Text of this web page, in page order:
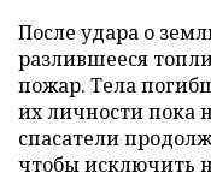
После удара о
разлившееся
пожар. Тела
их личности пока
спасатели
чтобы исключить